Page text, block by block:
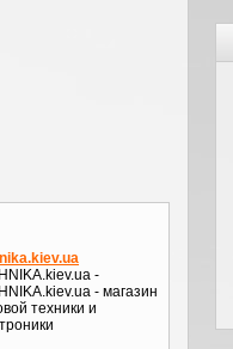
-
- магазин
техники и